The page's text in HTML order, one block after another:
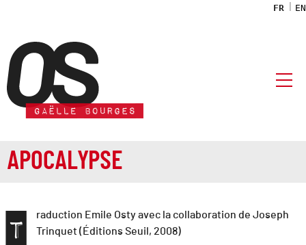
FR EN
APOCALYPSE
T
raduction Emile Osty avec la collaboration de Joseph
Trinquet (Éditions Seuil, 2008)